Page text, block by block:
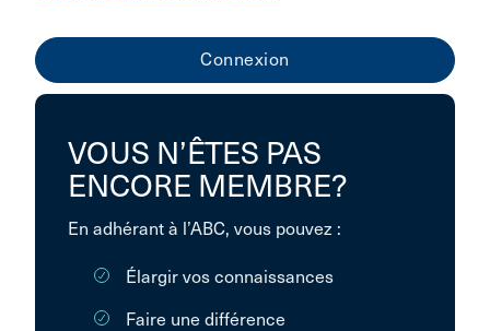
VOUS N’ÊTES PAS
ENCORE MEMBRE?
En adhérant à l’ABC, vous pouvez :
Élargir vos connaissances
Faire une différence